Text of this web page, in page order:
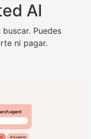
AI
Puedes
ni pagar.